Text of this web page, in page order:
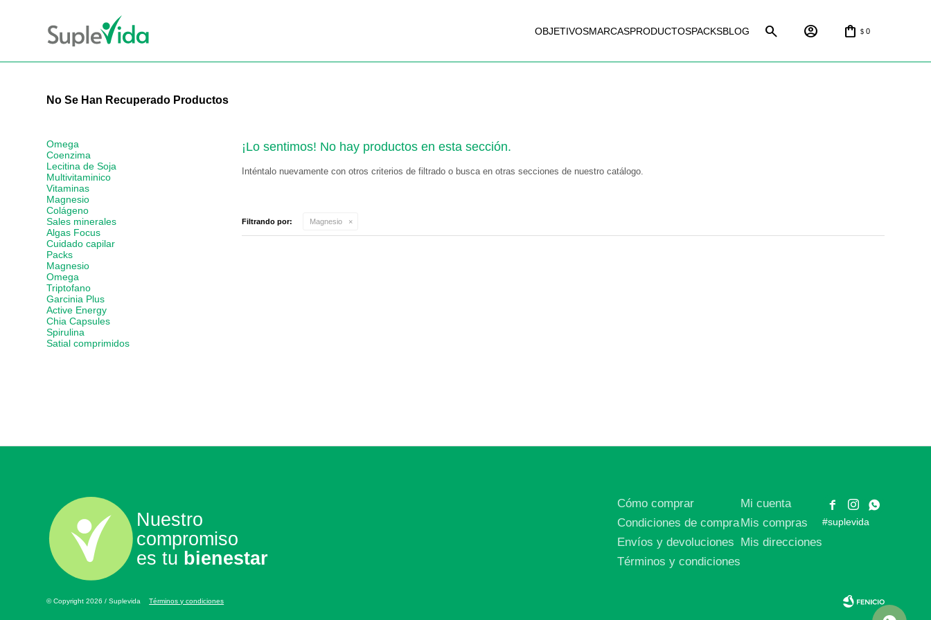
OBJETIVOSMARCASPRODUCTOSPACKSBLOG $ 0
No Se Han Recuperado Productos
¡Lo sentimos! No hay productos en esta sección.
Inténtalo nuevamente con otros criterios de filtrado o busca en otras secciones de nuestro catálogo.
Filtrando por: Magnesio
Omega
Coenzima
Lecitina de Soja
Multivitaminico
Vitaminas
Magnesio
Colágeno
Sales minerales
Algas Focus
Cuidado capilar
Packs
Magnesio
Omega
Triptofano
Garcinia Plus
Active Energy
Chia Capsules
Spirulina
Satial comprimidos
Nuestro
compromiso
es tu bienestar
Cómo comprar
Condiciones de compra
Envíos y devoluciones
Términos y condiciones
Mi cuenta
Mis compras
Mis direcciones
 

#suplevida
© Copyright 2026 / SuplevidaTérminos y condiciones